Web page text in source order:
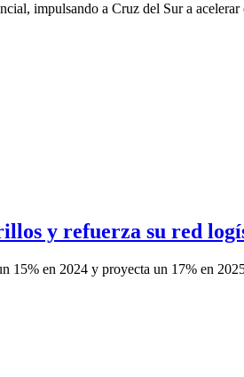
impulsando a Cruz del Sur a acelerar
y refuerza su red
15% en 2024 y proyecta un 17% en